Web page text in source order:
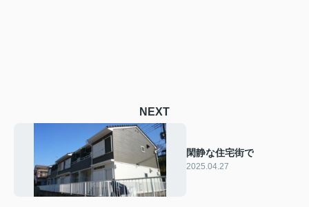
NEXT
閑静な住宅街で
2025.04.27